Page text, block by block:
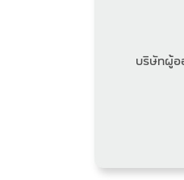
บริษัทผู้อ